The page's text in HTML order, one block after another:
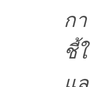
ก
ชี้